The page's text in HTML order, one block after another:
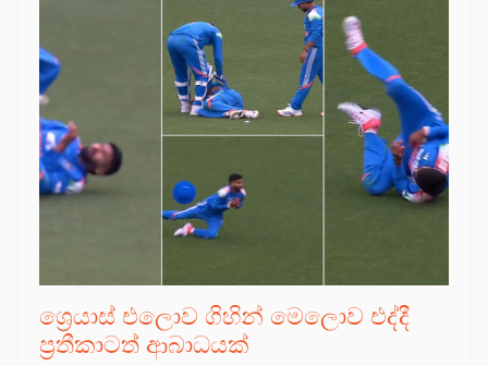
ශ්‍රෙයාස් එලොව ගිහින් මෙලොව එද්දී
ප්‍රතීකාටත් ආබාධයක්